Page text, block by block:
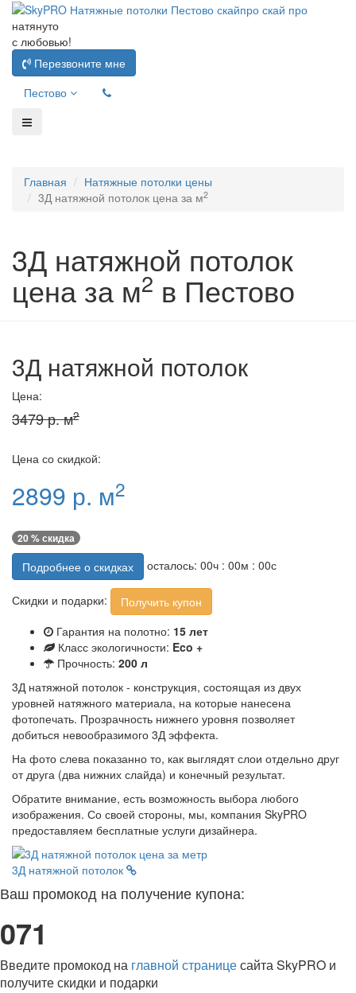
натянуто
с любовью!
Перезвоните мне
Пестово
Главная
Натяжные потолки цены
3Д натяжной потолок цена за м2
3Д натяжной потолок
цена за м2 в Пестово
3Д натяжной потолок
Цена:
3479 р. м2
Цена со скидкой:
2899 р. м2
20 % скидка
Подробнее о скидках осталось: 00ч : 00м : 00с
Скидки и подарки:
Получить купон
Гарантия на полотно: 15 лет
Класс экологичности: Eco +
Прочность: 200 л
3Д натяжной потолок - конструкция, состоящая из двух
уровней натяжного материала, на которые нанесена
фотопечать. Прозрачность нижнего уровня позволяет
добиться невообразимого 3Д эффекта.
На фото слева показанно то, как выглядят слои отдельно друг
от друга (два нижних слайда) и конечный результат.
Обратите внимание, есть возможность выбора любого
изображения. Со своей стороны, мы, компания SkyPRO
предоставляем бесплатные услуги дизайнера.
3Д натяжной потолок
Ваш промокод на получение купона:
071
Введите промокод на главной страницесайта SkyPRO и
получите скидки и подарки